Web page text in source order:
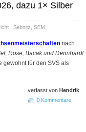
dazu 1× Silber
; Sebnitz SEM
nach
Rose, Bacak und Dennhardt
gewohnt für den SVS als
verfasst von Hendrik
0 Kommentare